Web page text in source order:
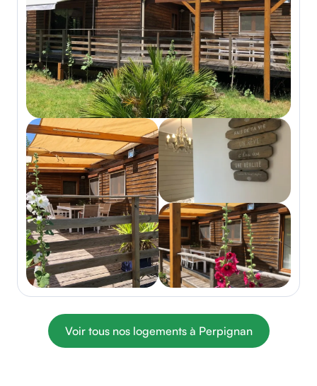
Voir tous nos logements à Perpignan